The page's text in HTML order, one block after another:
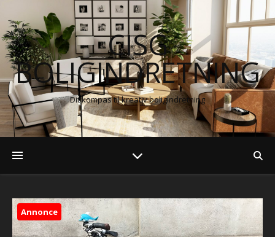
CISG
BOLIGINDRETNING
Dit kompas til kreativ boligindretning
Annonce